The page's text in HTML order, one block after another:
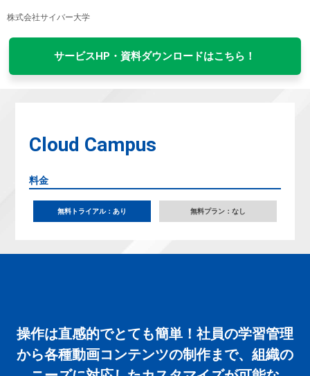
株式会社サイバー大学
サービスHP・資料ダウンロードはこちら！
Cloud Campus
料金
無料トライアル：あり 無料プラン：なし
操作は直感的でとても簡単！社員の学習管理
から各種動画コンテンツの制作まで、組織の